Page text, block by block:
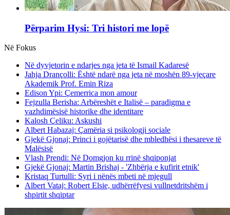
Përparim Hysi: Tri histori me lopë
Në Fokus
Në dyvjetorin e ndarjes nga jeta të Ismail Kadaresë
Jahja Drançolli: Është ndarë nga jeta në moshën 89-vjeçare
Akademik Prof. Emin Riza
Edison Ypi: Çemerrica mon amour
Fejzulla Berisha: Arbëreshët e Italisë – paradigma e
vazhdimësisë historike dhe identitare
Kalosh Çeliku: Askushi
Albert Habazaj: Çamëria si psikologji sociale
Gjekë Gjonaj: Princi i gojëtarisë dhe mbledhësi i thesareve të
Malësisë
Vlash Prendi: Në Domgjon ku rrinë shqiponjat
Gjekë Gjonaj: Martin Brishaj - 'Zhbërja e kufirit etnik'
Kristaq Turtulli: Syri i nënës mbeti në mjegull
Albert Vataj: Robert Elsie, udhërrëfyesi vullnetdritshëm i
shpirtit shqiptar